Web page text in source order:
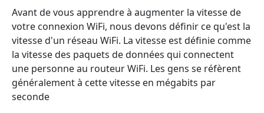
Avant de vous apprendre à augmenter la vitesse de
votre connexion WiFi, nous devons définir ce qu'est la
vitesse d'un réseau WiFi. La vitesse est définie comme
la vitesse des paquets de données qui connectent
une personne au routeur WiFi. Les gens se réfèrent
généralement à cette vitesse en mégabits par
seconde